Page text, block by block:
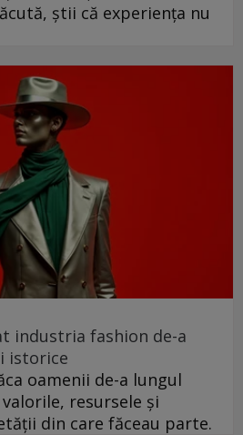
știi că experiența nu
industria fashion de-a
istorice
oamenii de-a lungul
resursele și
din care făceau parte.